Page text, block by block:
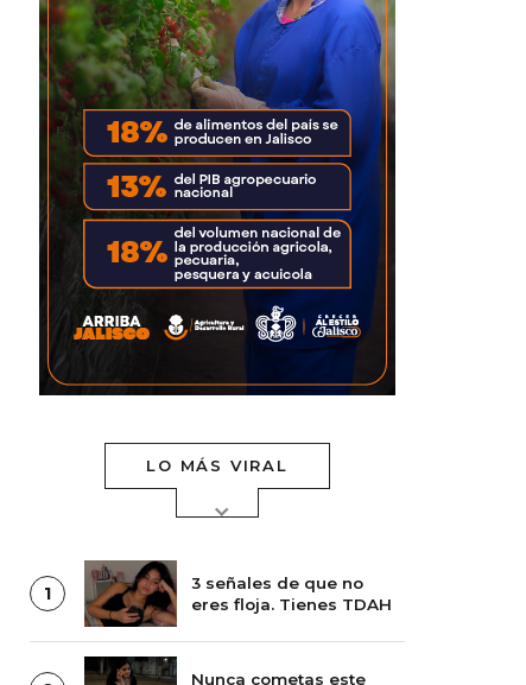
LO MÁS VIRAL
1
3 señales de que no
eres floja. Tienes TDAH
Nunca cometas este